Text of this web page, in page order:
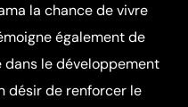
la chance de vivre
également de
dans le développement
désir de renforcer le